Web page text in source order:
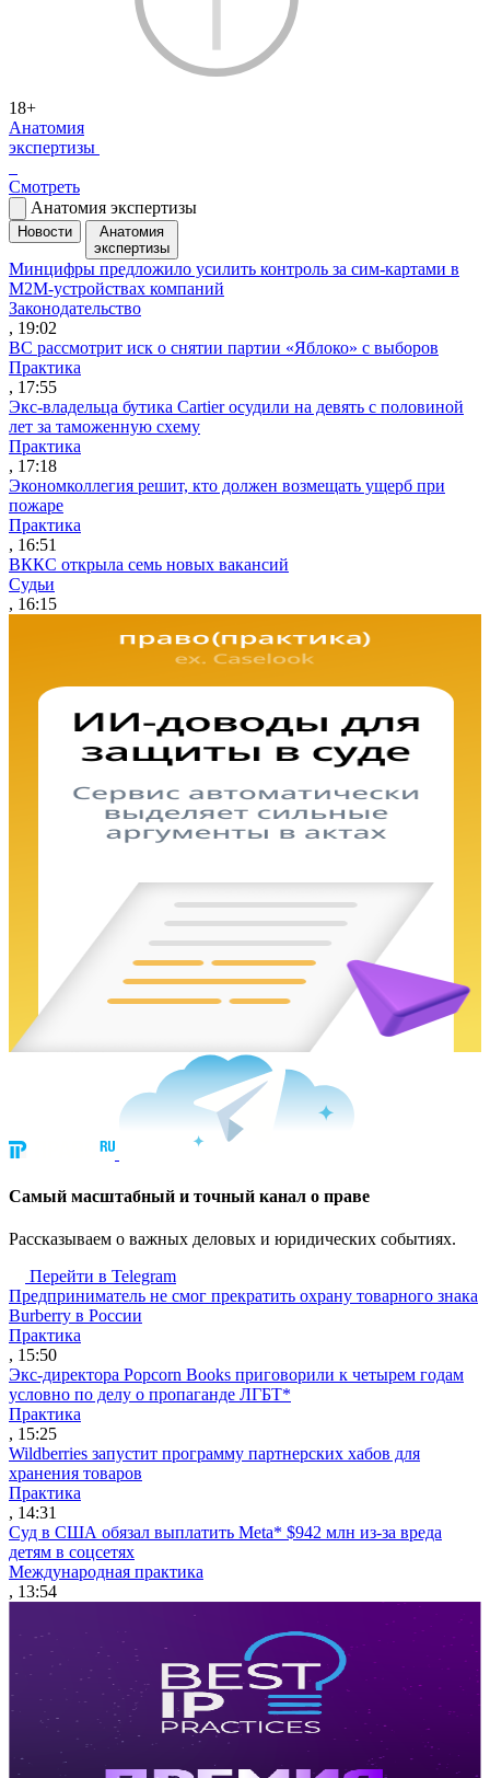
18+
Анатомия
экспертизы
Смотреть
Анатомия экспертизы
Новости
Анатомия
экспертизы
Минцифры предложило усилить контроль за сим-картами в
M2M-устройствах компаний
Законодательство
, 19:02
ВС рассмотрит иск о снятии партии «Яблоко» с выборов
Практика
, 17:55
Экс-владельца бутика Cartier осудили на девять с половиной
лет за таможенную схему
Практика
, 17:18
Экономколлегия решит, кто должен возмещать ущерб при
пожаре
Практика
, 16:51
ВККС открыла семь новых вакансий
Судьи
, 16:15
Cамый масштабный и точный канал о праве
Рассказываем о важных деловых и юридических событиях.
Перейти в Telegram
Предприниматель не смог прекратить охрану товарного знака
Burberry в России
Практика
, 15:50
Экс-директора Popcorn Books приговорили к четырем годам
условно по делу о пропаганде ЛГБТ*
Практика
, 15:25
Wildberries запустит программу партнерских хабов для
хранения товаров
Практика
, 14:31
Суд в США обязал выплатить Meta* $942 млн из-за вреда
детям в соцсетях
Международная практика
, 13:54